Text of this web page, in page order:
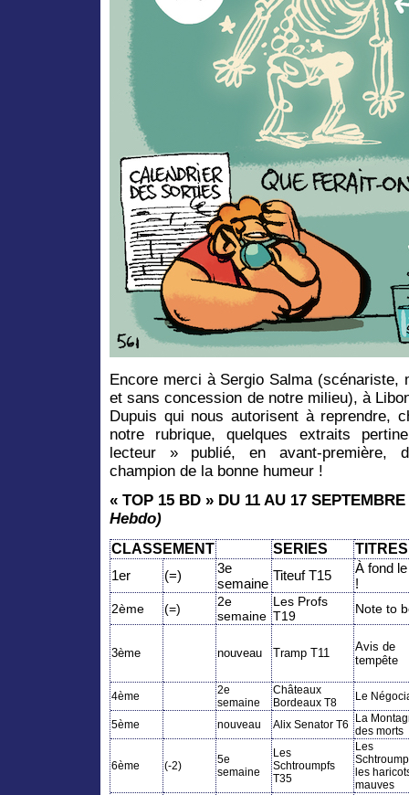
Encore merci à Sergio Salma (scénariste,
et sans concession de notre milieu), à
Dupuis qui nous autorisent à reprendre,
notre rubrique, quelques extraits
lecteur
» publié, en avant-première,
champion de la bonne humeur !
« TOP 15 BD » DU 11 AU 17
Hebdo)
CLASSEMENT SERIES
TITRES
1er
(=)
3e
semaine
Titeuf T15
À fond
!
2ème (=)
2e
semaine
Les Profs
T19
Note to
3ème nouveau Tramp T11
Avis de
tempête
4ème
2e
semaine
Châteaux
Bordeaux T8
Le
5ème nouveau Alix Senator T6
La
des morts
6ème (-2)
5e
semaine
Les
Schtroumpfs
T35
Les
les
mauves